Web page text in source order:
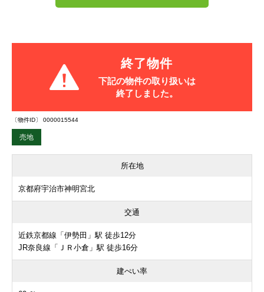
終了物件
下記の物件の取り扱いは
終了しました。
〔物件ID〕 0000015544
売地
所在地
京都府宇治市神明宮北
交通
近鉄京都線「伊勢田」駅 徒歩12分
JR奈良線「ＪＲ小倉」駅 徒歩16分
建ぺい率